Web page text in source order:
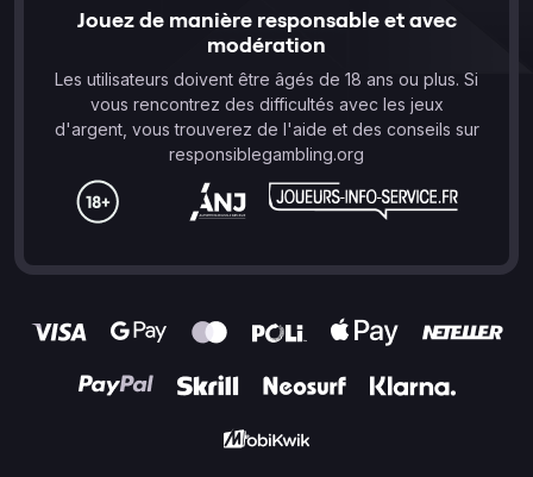
Jouez de manière responsable et avec
modération
Les utilisateurs doivent être âgés de 18 ans ou plus. Si
vous rencontrez des difficultés avec les jeux
d'argent, vous trouverez de l'aide et des conseils sur
responsiblegambling.org